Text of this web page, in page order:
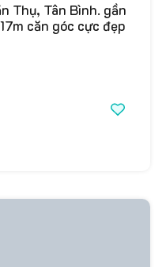
Thụ, Tân Bình. gần
căn góc cực đẹp